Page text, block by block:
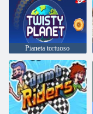
Pianeta tortuoso